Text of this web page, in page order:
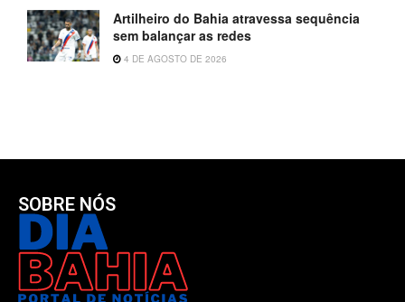
Artilheiro do Bahia atravessa sequência
sem balançar as redes
4 DE AGOSTO DE 2026
SOBRE NÓS